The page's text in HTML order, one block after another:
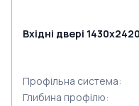
Вхідні двері
Профільна система:
Глибина профілю: